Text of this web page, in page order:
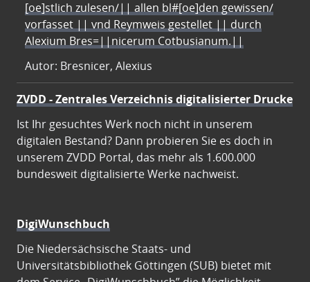
[oe]stlich zulesen/|| allen bl#[oe]den gewissen/
vorfasset || vnd Reymweis gestellet || durch
Alexium Bres=||nicerum Cotbusianum.||
Autor: Bresnicer, Alexius
ZVDD - Zentrales Verzeichnis digitalisierter Drucke
Ist Ihr gesuchtes Werk noch nicht in unserem
digitalen Bestand? Dann probieren Sie es doch in
unserem ZVDD Portal, das mehr als 1.600.000
bundesweit digitalisierte Werke nachweist.
DigiWunschbuch
Die Niedersächsische Staats- und
Universitätsbibliothek Göttingen (SUB) bietet mit